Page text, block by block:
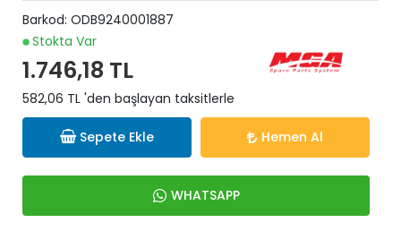
Barkod: ODB9240001887
Stokta Var
1.746,18 TL
582,06 TL 'den başlayan taksitlerle
Sepete Ekle Hemen Al
WHATSAPP